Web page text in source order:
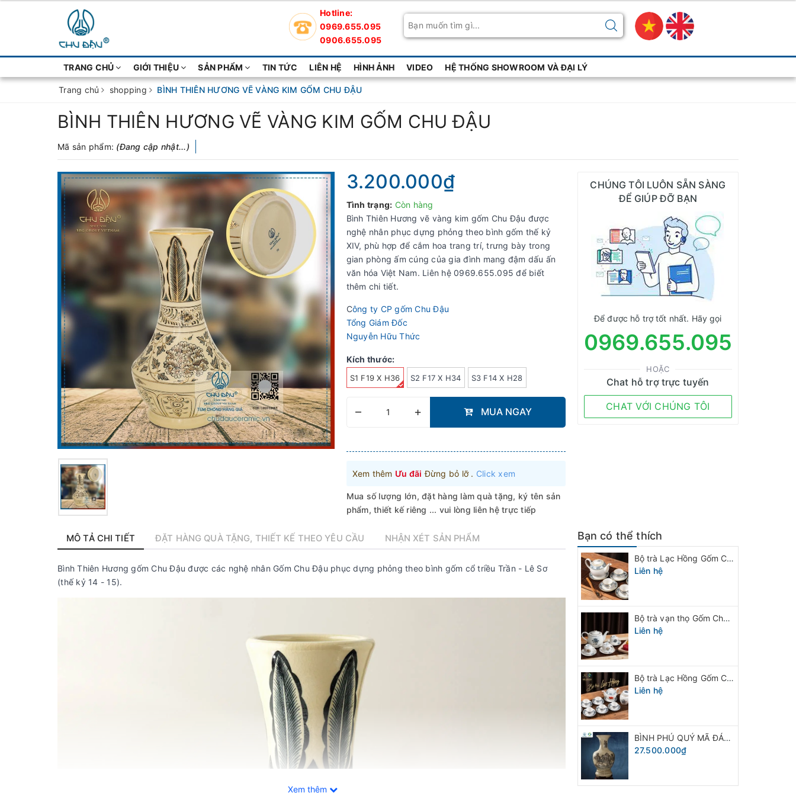
Hotline:
0969.655.095
0906.655.095
TRANG CHỦ GIỚI THIỆU SẢN PHẨM TIN TỨC LIÊN HỆ HÌNH ẢNH VIDEO HỆ THỐNG SHOWROOM VÀ ĐẠI LÝ
Trang chủ shopping BÌNH THIÊN HƯƠNG VẼ VÀNG KIM GỐM CHU ĐẬU
BÌNH THIÊN HƯƠNG VẼ VÀNG KIM GỐM CHU ĐẬU
Mã sản phẩm: (Đang cập nhật...)
3.200.000₫
Tình trạng: Còn hàng
Bình Thiên Hương vẽ vàng kim gốm Chu Đậu được
nghệ nhân phục dựng phỏng theo bình gốm thế kỷ
XIV, phù hợp để cắm hoa trang trí, trưng bày trong
gian phòng ấm cúng của gia đình mang đậm dấu ấn
văn hóa Việt Nam. Liên hệ 0969.655.095 để biết
thêm chi tiết.
Công ty CP gốm Chu Đậu
Tổng Giám Đốc
Nguyễn Hữu Thức
Kích thước:
S1 F19 X H36 S2 F17 X H34 S3 F14 X H28
– + MUA NGAY
Xem thêm Ưu đãi Đừng bỏ lỡ . Click xem
Mua số lượng lớn, đặt hàng làm quà tặng, ký tên sản
phẩm, thiết kế riêng ... vui lòng liên hệ trực tiếp
CHÚNG TÔI LUÔN SẴN SÀNG
ĐỂ GIÚP ĐỠ BẠN
Để được hỗ trợ tốt nhất. Hãy gọi
0969.655.095
HOẶC
Chat hỗ trợ trực tuyến
CHAT VỚI CHÚNG TÔI
MÔ TẢ CHI TIẾT ĐẶT HÀNG QUÀ TẶNG, THIẾT KẾ THEO YÊU CẦU NHẬN XÉT SẢN PHẨM
Bình Thiên Hương gốm Chu Đậu được các nghệ nhân Gốm Chu Đậu phục dựng phỏng theo bình gốm cổ triều Trần - Lê Sơ
(thế kỷ 14 - 15).
Xem thêm
Bạn có thể thích
Bộ trà Lạc Hồng Gốm Chu Đậu vẽ viền vàng
Liên hệ
Bộ trà vạn thọ Gốm Chu Đậu
Liên hệ
Bộ trà Lạc Hồng Gốm Chu Đậu
Liên hệ
BÌNH PHÚ QUÝ MÃ ĐÁO THÀNH CÔNG GỐM CHU ĐẬU
27.500.000₫